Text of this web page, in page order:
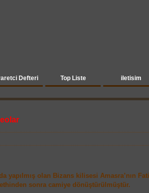
Defteri Top Liste iletisim
yapılmış olan Bizans kilisesi Amasra’nın
sonra camiye dönüştürülmüştür.